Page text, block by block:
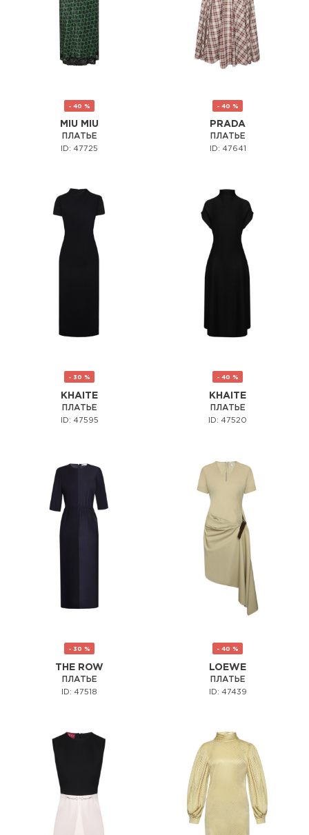
- 40 %
MIU MIU
ПЛАТЬЕ
ID: 47725
- 40 %
PRADA
ПЛАТЬЕ
ID: 47641
- 30 %
KHAITE
ПЛАТЬЕ
ID: 47595
- 40 %
KHAITE
ПЛАТЬЕ
ID: 47520
- 30 %
THE ROW
ПЛАТЬЕ
ID: 47518
- 40 %
LOEWE
ПЛАТЬЕ
ID: 47439